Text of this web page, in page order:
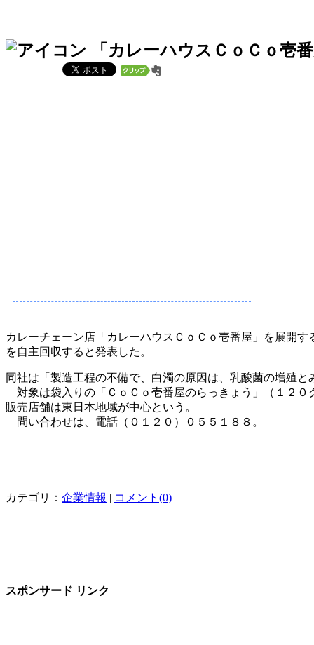
「カレーハウスＣｏＣｏ壱
カレーチェーン店「カレーハウスＣｏＣｏ壱番屋」を展開
を自主回収すると発表した。
同社は「製造工程の不備で、白濁の原因は、乳酸菌の増殖
対象は袋入りの「ＣｏＣｏ壱番屋のらっきょう」（１２０
販売店舗は東日本地域が中心という。
問い合わせは、電話（０１２０）０５５１８８。
カテゴリ： 企業情報 | コメント(0)
スポンサード リンク